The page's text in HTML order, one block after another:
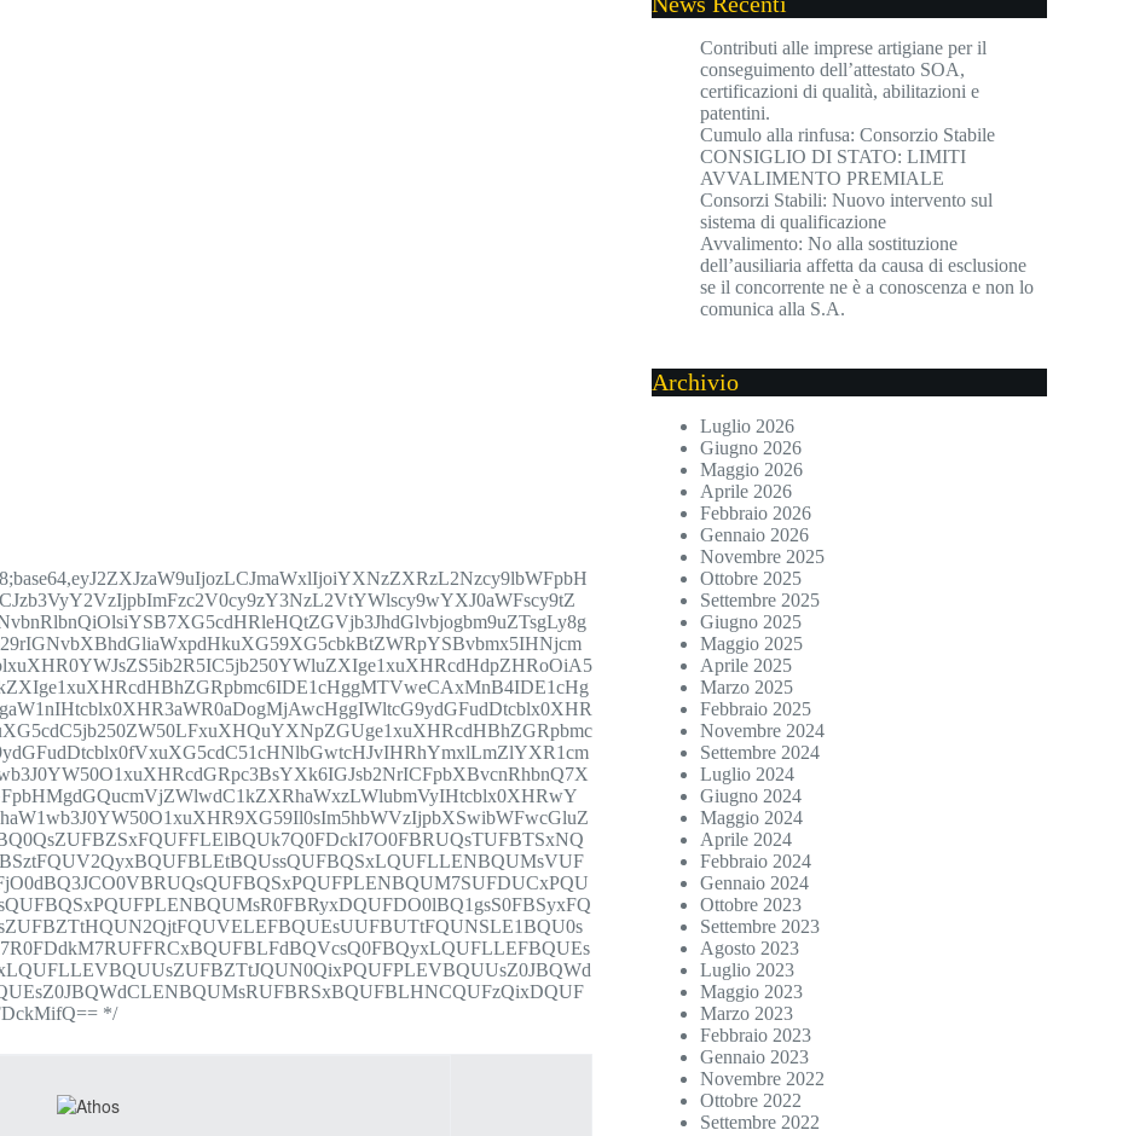
*/
Contributi alle imprese artigiane per il
conseguimento dell’attestato SOA,
certificazioni di qualità, abilitazioni e
patentini.
Cumulo alla rinfusa: Consorzio Stabile
CONSIGLIO DI STATO: LIMITI
AVVALIMENTO PREMIALE
Consorzi Stabili: Nuovo intervento sul
sistema di qualificazione
Avvalimento: No alla sostituzione
dell’ausiliaria affetta da causa di esclusione
se il concorrente ne è a conoscenza e non lo
comunica alla S.A.
Archivio
Luglio 2026
Giugno 2026
Maggio 2026
Aprile 2026
Febbraio 2026
Gennaio 2026
Novembre 2025
Ottobre 2025
Settembre 2025
Giugno 2025
Maggio 2025
Aprile 2025
Marzo 2025
Febbraio 2025
Novembre 2024
Settembre 2024
Luglio 2024
Giugno 2024
Maggio 2024
Aprile 2024
Febbraio 2024
Gennaio 2024
Ottobre 2023
Settembre 2023
Agosto 2023
Luglio 2023
Maggio 2023
Marzo 2023
Febbraio 2023
Gennaio 2023
Novembre 2022
Ottobre 2022
Settembre 2022